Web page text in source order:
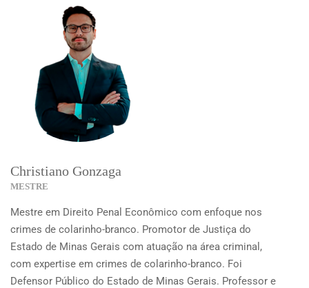
Quem Somos
Eventos
Área do Aluno
Christiano Gonzaga
MESTRE
Mestre em Direito Penal Econômico com enfoque nos
crimes de colarinho-branco. Promotor de Justiça do
Estado de Minas Gerais com atuação na área criminal,
com expertise em crimes de colarinho-branco. Foi
Defensor Público do Estado de Minas Gerais. Professor e